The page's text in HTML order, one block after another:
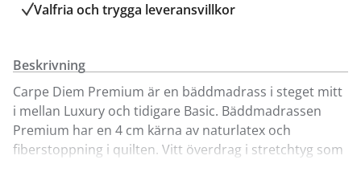
Valfria och trygga leveransvillkor
Beskrivning
Carpe Diem Premium är en bäddmadrass i steget mitt
i mellan Luxury och tidigare Basic. Bäddmadrassen
Premium har en 4 cm kärna av naturlatex och
fiberstoppning i quilten. Vitt överdrag i stretchtyg som